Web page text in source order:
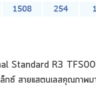
Standard R3
กซ์ สายแสตนเลสคุณภาพม